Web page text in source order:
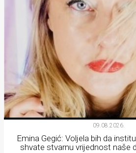
09.08.2026.
Emina Gegić: Voljela bih da
shvate stvarnu vrijednost naše